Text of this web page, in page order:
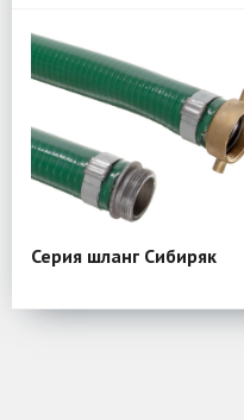
Серия шланг Сибиряк